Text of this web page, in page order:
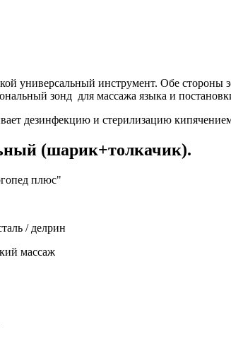
универсальный инструмент. Обе стороны
зонд для массажа языка и
дезинфекцию и стерилизацию
(шарик+толкачик).
плюс"
/ делрин
массаж